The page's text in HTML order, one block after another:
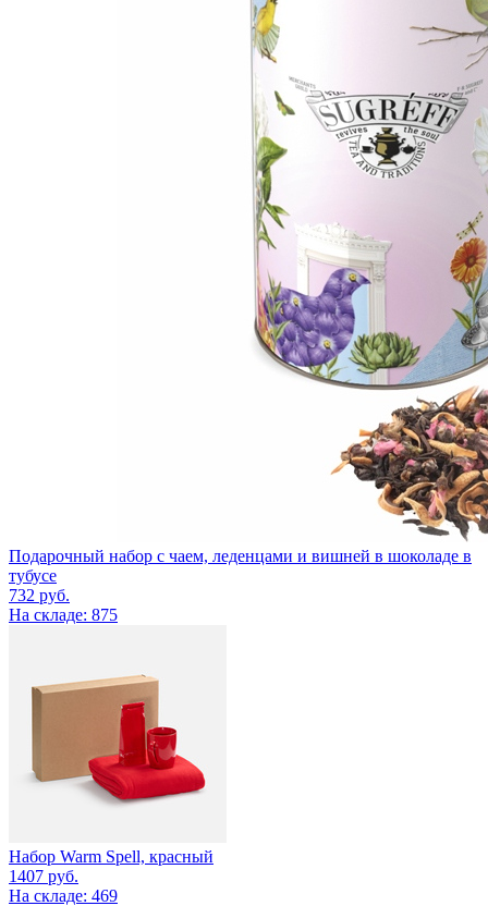
Подарочный набор с чаем, леденцами и вишней в шоколаде в
тубусе
732 руб.
На складе: 875
Набор Warm Spell, красный
1407 руб.
На складе: 469